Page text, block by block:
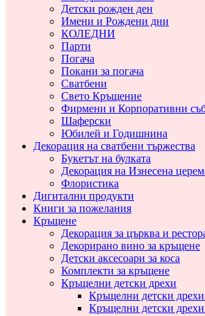
Детски рожден ден
Имени и Рождени дни
КОЛЕДНИ
Парти
Погача
Покани за погача
Сватбени
Свето Кръщение
Фирмени и Корпоративни
Шаферски
Юбилей и Годишнина
Декорация на сватбени тържества
Букетът на булката
Декорация на Изнесена
Флористика
Дигитални продукти
Книги за пожелания
Кръщене
Декорация за църква и
Декорирано вино за кръщене
Детски аксесоари за коса
Комплекти за кръщене
Кръщелни детски дрехи
Кръщелни детски
Кръщелни детски